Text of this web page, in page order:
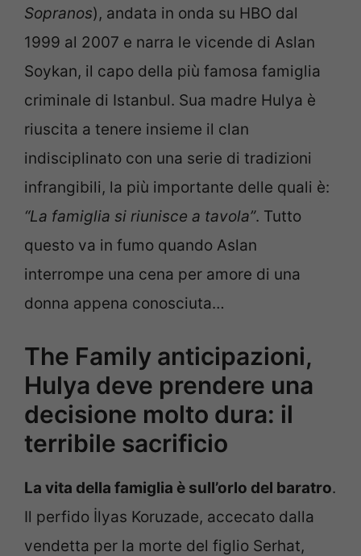
Sopranos), andata in onda su HBO dal
1999 al 2007 e narra le vicende di Aslan
Soykan, il capo della più famosa famiglia
criminale di Istanbul. Sua madre Hulya è
riuscita a tenere insieme il clan
indisciplinato con una serie di tradizioni
infrangibili, la più importante delle quali è:
“La famiglia si riunisce a tavola”. Tutto
questo va in fumo quando Aslan
interrompe una cena per amore di una
donna appena conosciuta…
The Family anticipazioni,
Hulya deve prendere una
decisione molto dura: il
terribile sacrificio
La vita della famiglia è sull’orlo del baratro.
Il perfido İlyas Koruzade, accecato dalla
vendetta per la morte del figlio Serhat,